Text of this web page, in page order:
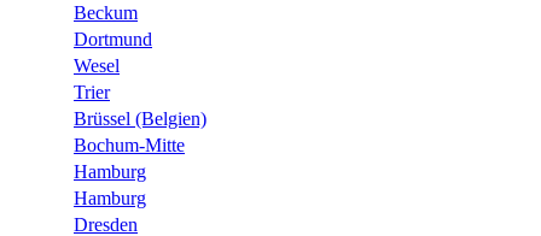
Beckum
Dortmund
Wesel
Trier
Brüssel (Belgien)
Bochum-Mitte
Hamburg
Hamburg
Dresden